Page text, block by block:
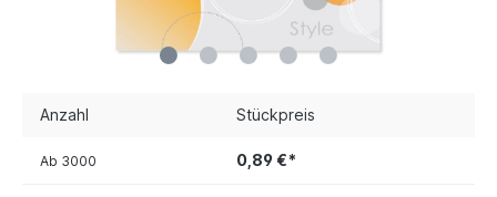
Anzahl Stückpreis
Ab 3000 0,89 €*